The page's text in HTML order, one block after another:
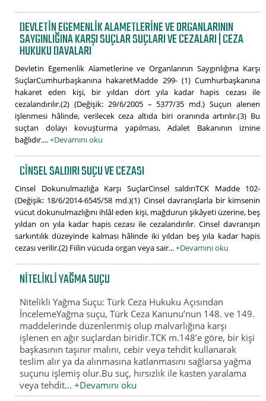
DEVLETIN EGEMENLIK ALAMETLERINE VE ORGANLARININ
SAYGINLIĞINA KARŞI SUÇLAR SUÇLARI VE CEZALARI | CEZA
HUKUKU DAVALARI
Devletin Egemenlik Alametlerine ve Organlarının Saygınlığına Karşı
SuçlarCumhurbaşkanına hakaretMadde 299- (1) Cumhurbaşkanına
hakaret eden kişi, bir yıldan dört yıla kadar hapis cezası ile
cezalandırılır.(2) (Değişik: 29/6/2005 – 5377/35 md.) Suçun alenen
işlenmesi hâlinde, verilecek ceza altıda biri oranında artırılır.(3) Bu
suçtan dolayı kovuşturma yapılması, Adalet Bakanının iznine
bağlıdır....+Devamını oku
CINSEL SALDIRI SUÇU VE CEZASI
Cinsel Dokunulmazlığa Karşı SuçlarCinsel saldırıTCK Madde 102-
(Değişik: 18/6/2014-6545/58 md.)(1) Cinsel davranışlarla bir kimsenin
vücut dokunulmazlığını ihlâl eden kişi, mağdurun şikâyeti üzerine, beş
yıldan on yıla kadar hapis cezası ile cezalandırılır. Cinsel davranışın
sarkıntılık düzeyinde kalması hâlinde iki yıldan beş yıla kadar hapis
cezası verilir.(2) Fiilin vücuda organ veya sair...+Devamını oku
NITELIKLI YAĞMA SUÇU
Nitelikli Yağma Suçu: Türk Ceza Hukuku Açısından
İncelemeYağma suçu, Türk Ceza Kanunu’nun 148. ve 149.
maddelerinde düzenlenmiş olup malvarlığına karşı
işlenen en ağır suçlardan biridir.TCK m.148’e göre, bir kişi
başkasının taşınır malını, cebir veya tehdit kullanarak
teslim alır ya da alınmasına katlanmasını sağlarsa yağma
suçunu işlemiş olur.Bu suç, hırsızlık ile kasten yaralama
veya tehdit...+Devamını oku